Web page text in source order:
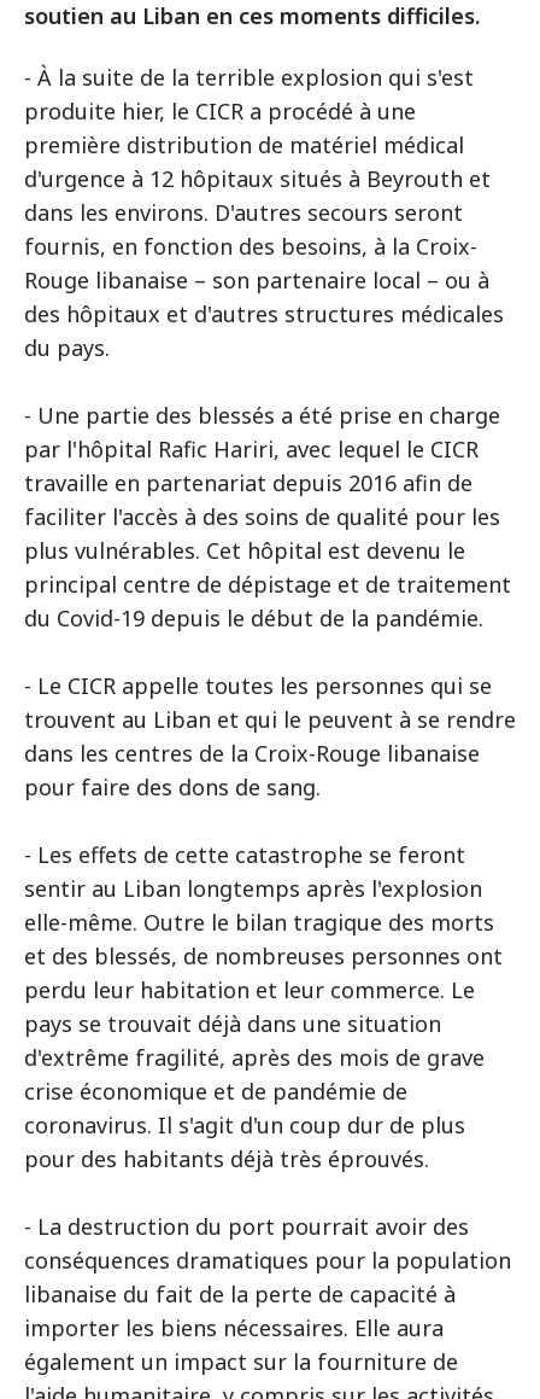
soutien au Liban en ces moments difficiles.
- À la suite de la terrible explosion qui s'est
produite hier, le CICR a procédé à une
première distribution de matériel médical
d'urgence à 12 hôpitaux situés à Beyrouth et
dans les environs. D'autres secours seront
fournis, en fonction des besoins, à la Croix-
Rouge libanaise – son partenaire local – ou à
des hôpitaux et d'autres structures médicales
du pays.
- Une partie des blessés a été prise en charge
par l'hôpital Rafic Hariri, avec lequel le CICR
travaille en partenariat depuis 2016 afin de
faciliter l'accès à des soins de qualité pour les
plus vulnérables. Cet hôpital est devenu le
principal centre de dépistage et de traitement
du Covid-19 depuis le début de la pandémie.
- Le CICR appelle toutes les personnes qui se
trouvent au Liban et qui le peuvent à se rendre
dans les centres de la Croix-Rouge libanaise
pour faire des dons de sang.
- Les effets de cette catastrophe se feront
sentir au Liban longtemps après l'explosion
elle-même. Outre le bilan tragique des morts
et des blessés, de nombreuses personnes ont
perdu leur habitation et leur commerce. Le
pays se trouvait déjà dans une situation
d'extrême fragilité, après des mois de grave
crise économique et de pandémie de
coronavirus. Il s'agit d'un coup dur de plus
pour des habitants déjà très éprouvés.
- La destruction du port pourrait avoir des
conséquences dramatiques pour la population
libanaise du fait de la perte de capacité à
importer les biens nécessaires. Elle aura
également un impact sur la fourniture de